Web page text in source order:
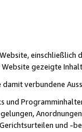
gezeigte
verbundene
und
und -